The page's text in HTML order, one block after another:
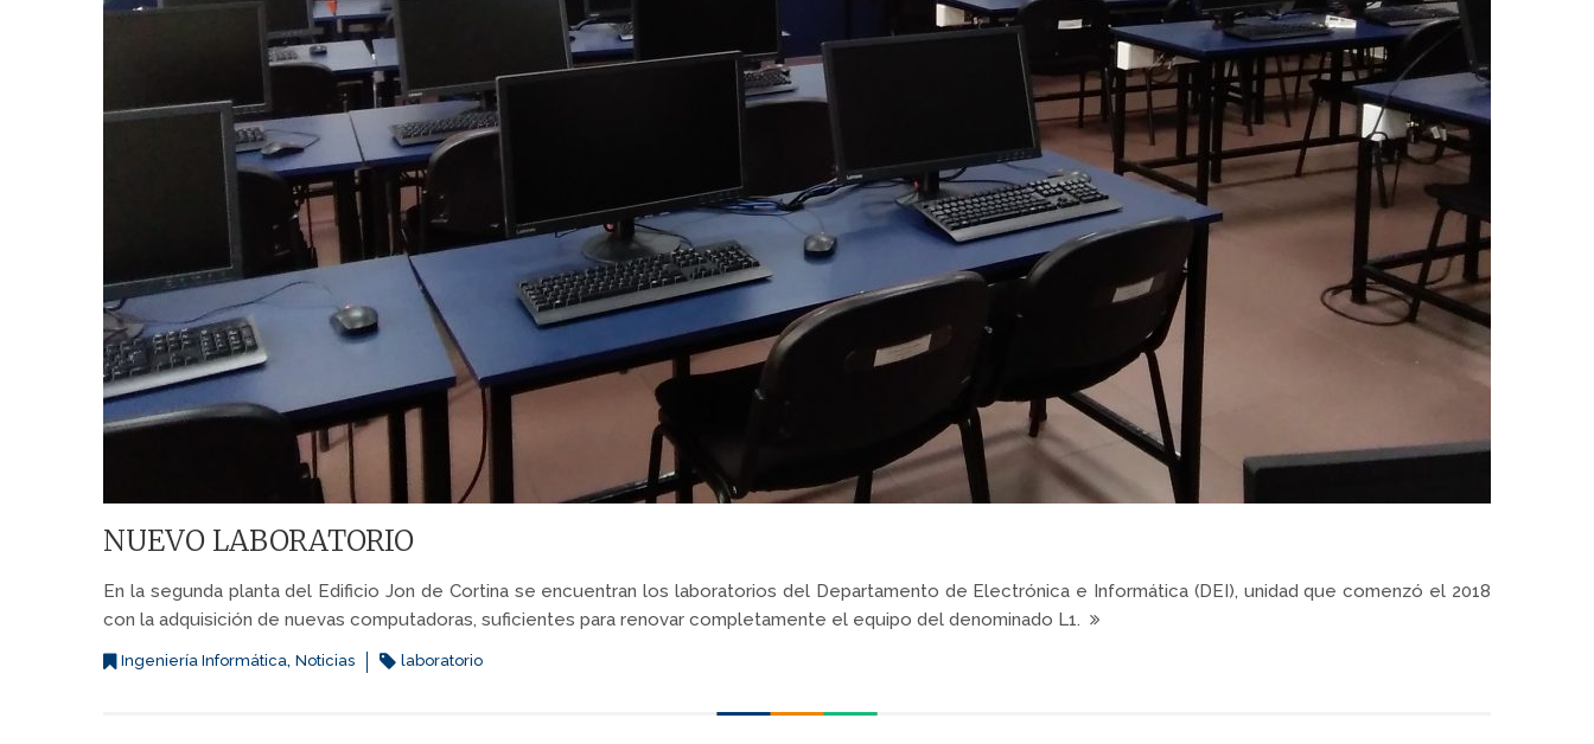
NUEVO LABORATORIO
En la segunda planta del Edificio Jon de Cortina se encuentran los laboratorios del Departamento de Electrónica e Informática (DEI), unidad que comenzó el 2018
con la adquisición de nuevas computadoras, suficientes para renovar completamente el equipo del denominado L1.
Ingeniería Informática, Noticias laboratorio